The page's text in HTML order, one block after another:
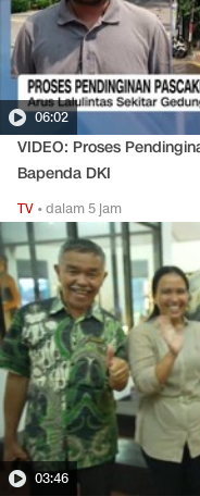
06:02
VIDEO: Proses
Bapenda DKI
TV •dalam 5 jam
03:46